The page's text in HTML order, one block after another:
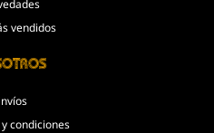
vendidos
condiciones